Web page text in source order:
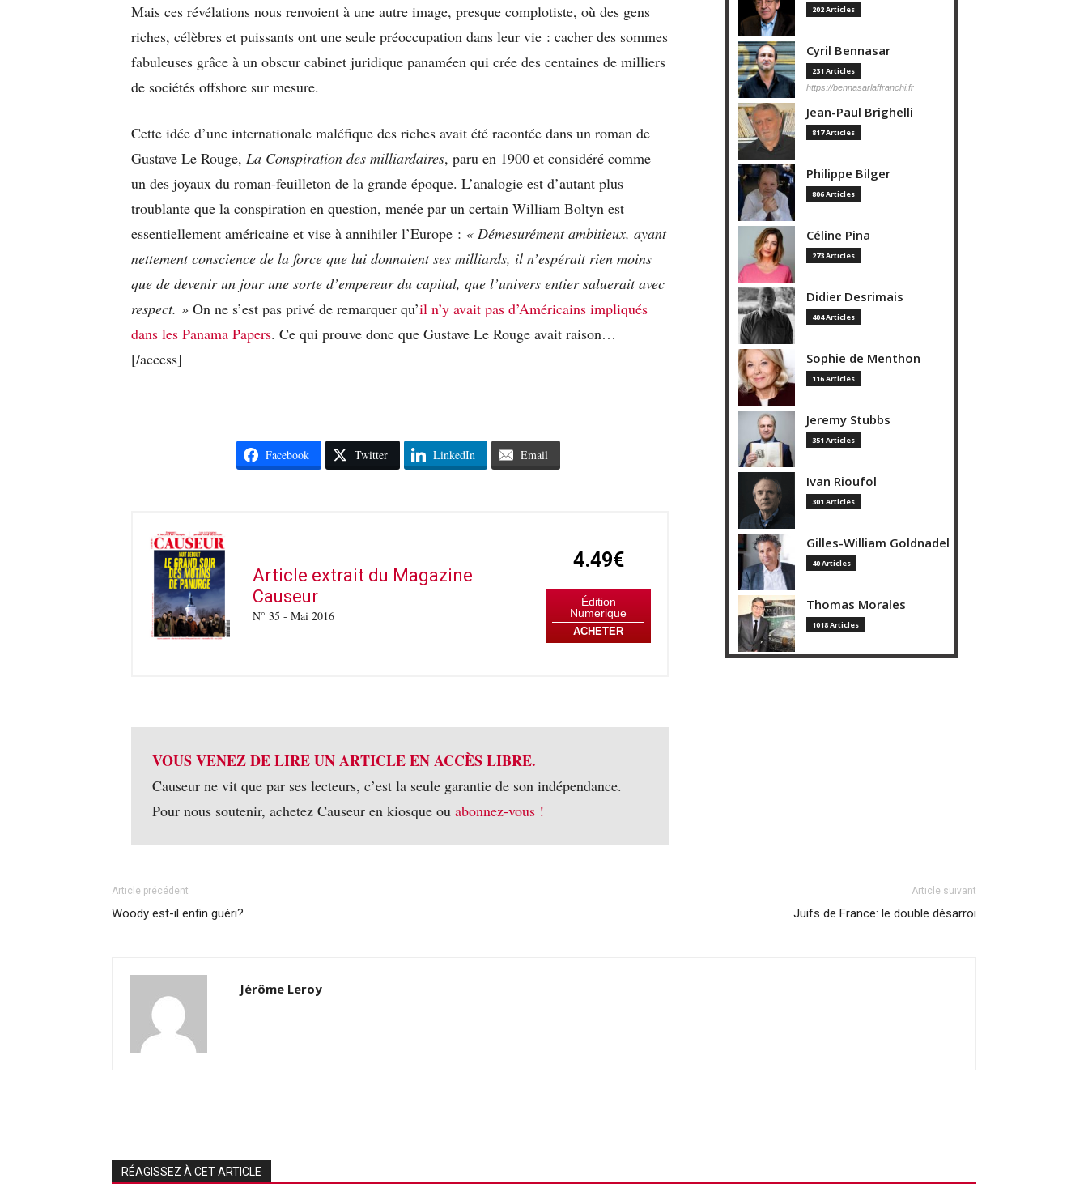
Mais ces révélations nous renvoient à une autre image, presque complotiste, où des gens
riches, célèbres et puissants ont une seule préoccupation dans leur vie : cacher des sommes
fabuleuses grâce à un obscur cabinet juridique panaméen qui crée des centaines de milliers
de sociétés offshore sur mesure.
Cette idée d’une internationale maléfique des riches avait été racontée dans un roman de
Gustave Le Rouge, La Conspiration des milliardaires, paru en 1900 et considéré comme
un des joyaux du roman-feuilleton de la grande époque. L’analogie est d’autant plus
troublante que la conspiration en question, menée par un certain William Boltyn est
essentiellement américaine et vise à annihiler l’Europe : « Démesurément ambitieux, ayant
nettement conscience de la force que lui donnaient ses milliards, il n’espérait rien moins
que de devenir un jour une sorte d’empereur du capital, que l’univers entier saluerait avec
respect. » On ne s’est pas privé de remarquer qu’il n’y avait pas d’Américains impliqués
dans les Panama Papers. Ce qui prouve donc que Gustave Le Rouge avait raison…
[/access]
Facebook Twitter LinkedIn Email
Article extrait du Magazine
Causeur
N° 35 - Mai 2016
4.49€
Édition
Numerique
ACHETER
VOUS VENEZ DE LIRE UN ARTICLE EN ACCÈS LIBRE.
Causeur ne vit que par ses lecteurs, c’est la seule garantie de son indépendance.
Pour nous soutenir, achetez Causeur en kiosque ou abonnez-vous !
202 Articles
Cyril Bennasar
231 Articles
https://bennasarlaffranchi.fr
Jean-Paul Brighelli
817 Articles
Philippe Bilger
806 Articles
Céline Pina
273 Articles
Didier Desrimais
404 Articles
Sophie de Menthon
116 Articles
Jeremy Stubbs
351 Articles
Ivan Rioufol
301 Articles
Gilles-William Goldnadel
40 Articles
Thomas Morales
1018 Articles
Article précédent
Woody est-il enfin guéri?
Article suivant
Juifs de France: le double désarroi
Jérôme Leroy
RÉAGISSEZ À CET ARTICLE